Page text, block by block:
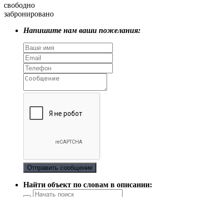
свободно
забронировано
Напишите нам ваши пожелания:
Отправить сообщение
Найти объект по словам в описании: